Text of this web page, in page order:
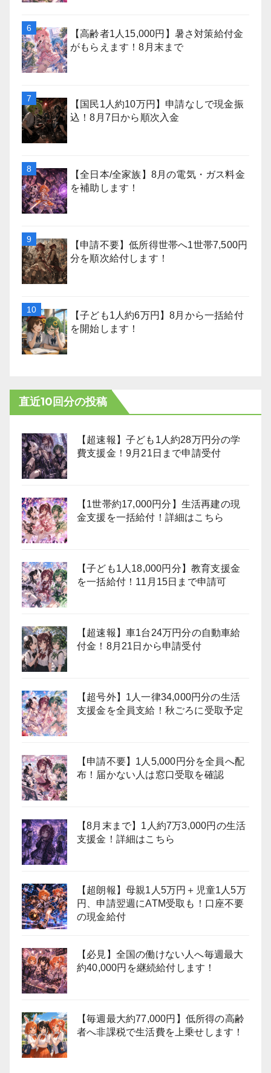
【高齢者1人15,000円】暑さ対策給付金
がもらえます！8月末まで
【国民1人約10万円】申請なしで現金振
込！8月7日から順次入金
【全日本/全家族】8月の電気・ガス料金
を補助します！
【申請不要】低所得世帯へ1世帯7,500円
分を順次給付します！
【子ども1人約6万円】8月から一括給付
を開始します！
直近10回分の投稿
【超速報】子ども1人約28万円分の学
費支援金！9月21日まで申請受付
【1世帯約17,000円分】生活再建の現
金支援を一括給付！詳細はこちら
【子ども1人18,000円分】教育支援金
を一括給付！11月15日まで申請可
【超速報】車1台24万円分の自動車給
付金！8月21日から申請受付
【超号外】1人一律34,000円分の生活
支援金を全員支給！秋ごろに受取予定
【申請不要】1人5,000円分を全員へ配
布！届かない人は窓口受取を確認
【8月末まで】1人約7万3,000円の生活
支援金！詳細はこちら
【超朗報】母親1人5万円＋児童1人5万
円、申請翌週にATM受取も！口座不要
の現金給付
【必見】全国の働けない人へ毎週最大
約40,000円を継続給付します！
【毎週最大約77,000円】低所得の高齢
者へ非課税で生活費を上乗せします！